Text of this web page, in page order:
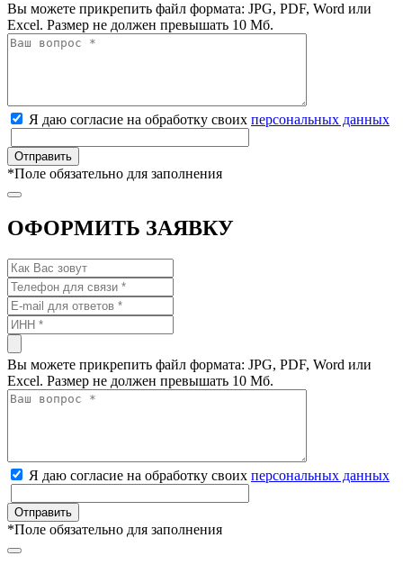
Вы можете прикрепить файл формата: JPG, PDF, Word или
Excel. Размер не должен превышать 10 Мб.
Я даю согласие на обработку своих персональных данных
*Поле обязательно для заполнения
ОФОРМИТЬ ЗАЯВКУ
Вы можете прикрепить файл формата: JPG, PDF, Word или
Excel. Размер не должен превышать 10 Мб.
Я даю согласие на обработку своих персональных данных
*Поле обязательно для заполнения